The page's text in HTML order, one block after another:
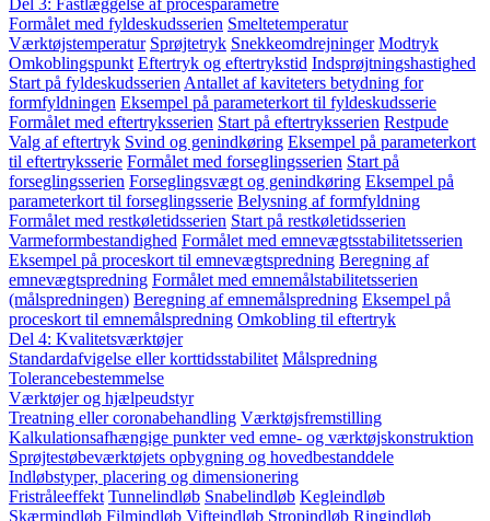
Del 3: Fastlæggelse af procesparametre
Formålet med fyldeskudsserien Smeltetemperatur
Værktøjstemperatur Sprøjtetryk Snekkeomdrejninger Modtryk
Omkoblingspunkt Eftertryk og eftertrykstid Indsprøjtningshastighed
Start på fyldeskudsserien Antallet af kaviteters betydning for
formfyldningen Eksempel på parameterkort til fyldeskudsserie
Formålet med eftertryksserien Start på eftertryksserien Restpude
Valg af eftertryk Svind og genindkøring Eksempel på parameterkort
til eftertryksserie Formålet med forseglingsserien Start på
forseglingsserien Forseglingsvægt og genindkøring Eksempel på
parameterkort til forseglingsserie Belysning af formfyldning
Formålet med restkøletidsserien Start på restkøletidsserien
Varmeformbestandighed Formålet med emnevægtsstabilitetsserien
Eksempel på proceskort til emnevægtspredning Beregning af
emnevægtspredning Formålet med emnemålstabilitetsserien
(målspredningen) Beregning af emnemålspredning Eksempel på
proceskort til emnemålspredning Omkobling til eftertryk
Del 4: Kvalitetsværktøjer
Standardafvigelse eller korttidsstabilitet Målspredning
Tolerancebestemmelse
Værktøjer og hjælpeudstyr
Treatning eller coronabehandling Værktøjsfremstilling
Kalkulationsafhængige punkter ved emne- og værktøjskonstruktion
Sprøjtestøbeværktøjets opbygning og hovedbestanddele
Indløbstyper, placering og dimensionering
Fristråleeffekt Tunnelindløb Snabelindløb Kegleindløb
Skærmindløb Filmindløb Vifteindløb Stropindløb Ringindløb